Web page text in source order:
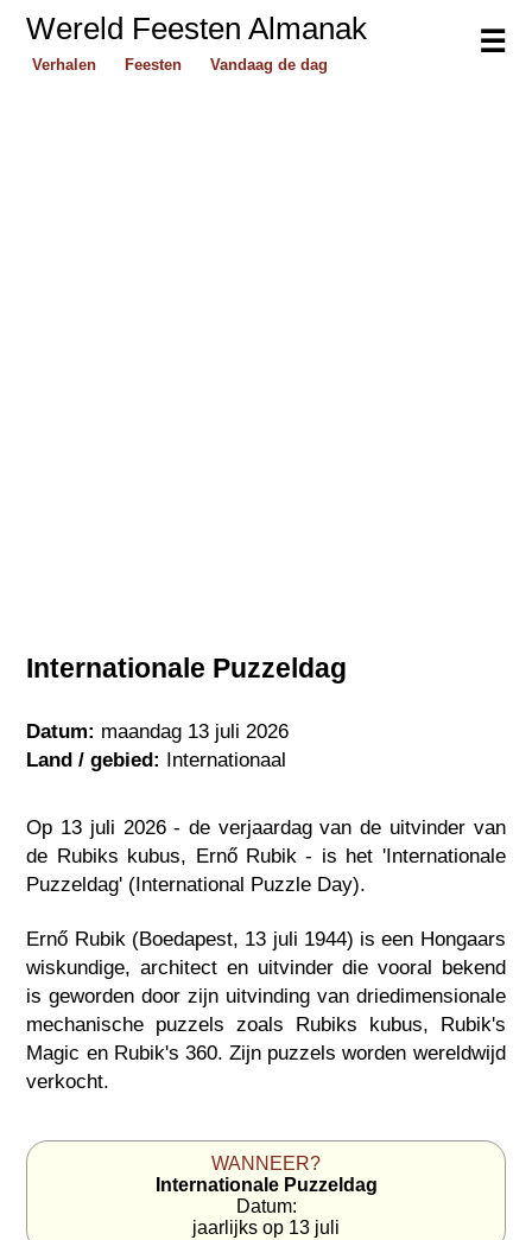
☰
Wereld Feesten Almanak
Verhalen Feesten Vandaag de dag
Internationale Puzzeldag
Datum: maandag 13 juli 2026
Land / gebied: Internationaal
Op 13 juli 2026 - de verjaardag van de uitvinder van
de Rubiks kubus, Ernő Rubik - is het 'Internationale
Puzzeldag' (International Puzzle Day).
Ernő Rubik (Boedapest, 13 juli 1944) is een Hongaars
wiskundige, architect en uitvinder die vooral bekend
is geworden door zijn uitvinding van driedimensionale
mechanische puzzels zoals Rubiks kubus, Rubik's
Magic en Rubik's 360. Zijn puzzels worden wereldwijd
verkocht.
WANNEER?
Internationale Puzzeldag
Datum:
jaarlijks op 13 juli